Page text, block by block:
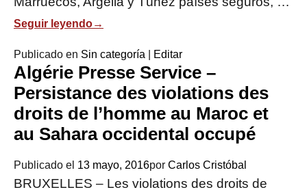
Seguir leyendo→
Publicado en Sin categoría Editar
Algérie Presse Service –
Persistance des violations des
droits de l’homme au Maroc et
au Sahara occidental occupé
Publicado el 13 mayo, 2016por Carlos Cristóbal
BRUXELLES – Les violations des droits de